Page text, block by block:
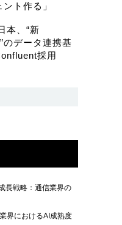
ト作る」
本、“新
のデータ連携基
採用
長戦略：通信業界の
界におけるAI成熟度